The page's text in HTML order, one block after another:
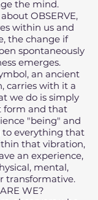
the mind.
OBSERVE,
within us and
the change if
spontaneously
emerges.
an ancient
carries with it a
we do is simply
and that
"being" and
everything that
that vibration,
an experience,
mental,
transformative.
WE?